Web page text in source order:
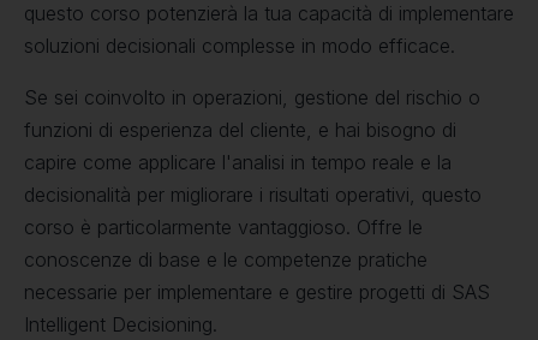
questo corso potenzierà la tua capacità di implementare
soluzioni decisionali complesse in modo efficace.
Se sei coinvolto in operazioni, gestione del rischio o
funzioni di esperienza del cliente, e hai bisogno di
capire come applicare l'analisi in tempo reale e la
decisionalità per migliorare i risultati operativi, questo
corso è particolarmente vantaggioso. Offre le
conoscenze di base e le competenze pratiche
necessarie per implementare e gestire progetti di SAS
Intelligent Decisioning.